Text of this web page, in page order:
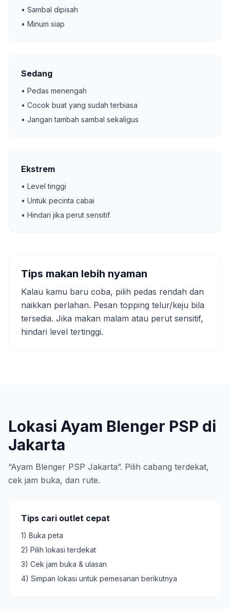
• Sambal dipisah
• Minum siap
Sedang
• Pedas menengah
• Cocok buat yang sudah terbiasa
• Jangan tambah sambal sekaligus
Ekstrem
• Level tinggi
• Untuk pecinta cabai
• Hindari jika perut sensitif
Tips makan lebih nyaman
Kalau kamu baru coba, pilih pedas rendah dan
naikkan perlahan. Pesan topping telur/keju bila
tersedia. Jika makan malam atau perut sensitif,
hindari level tertinggi.
Lokasi Ayam Blenger PSP di
Jakarta
“Ayam Blenger PSP Jakarta”. Pilih cabang terdekat,
cek jam buka, dan rute.
Tips cari outlet cepat
1) Buka peta
2) Pilih lokasi terdekat
3) Cek jam buka & ulasan
4) Simpan lokasi untuk pemesanan berikutnya